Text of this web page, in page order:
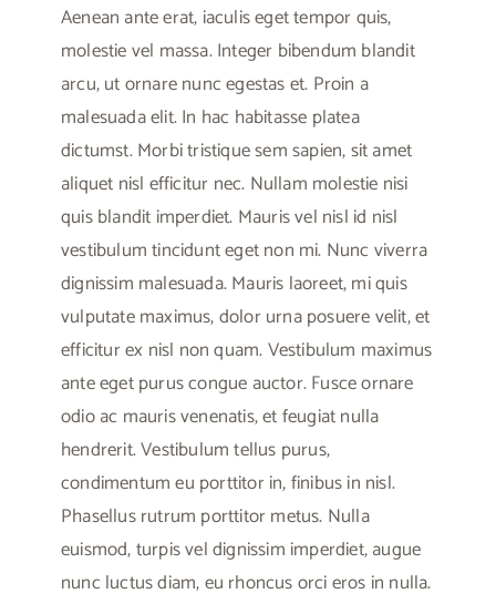
Aenean ante erat, iaculis eget tempor quis,
molestie vel massa. Integer bibendum blandit
arcu, ut ornare nunc egestas et. Proin a
malesuada elit. In hac habitasse platea
dictumst. Morbi tristique sem sapien, sit amet
aliquet nisl efficitur nec. Nullam molestie nisi
quis blandit imperdiet. Mauris vel nisl id nisl
vestibulum tincidunt eget non mi. Nunc viverra
dignissim malesuada. Mauris laoreet, mi quis
vulputate maximus, dolor urna posuere velit, et
efficitur ex nisl non quam. Vestibulum maximus
ante eget purus congue auctor. Fusce ornare
odio ac mauris venenatis, et feugiat nulla
hendrerit. Vestibulum tellus purus,
condimentum eu porttitor in, finibus in nisl.
Phasellus rutrum porttitor metus. Nulla
euismod, turpis vel dignissim imperdiet, augue
nunc luctus diam, eu rhoncus orci eros in nulla.